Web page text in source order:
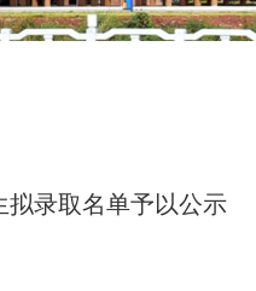
拟录取名单予以公示